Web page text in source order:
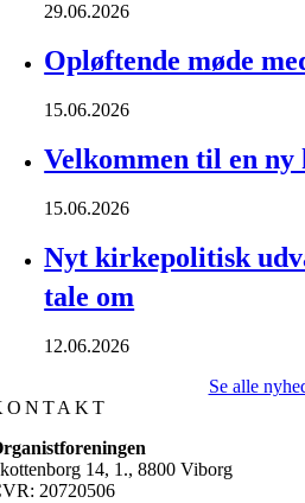
29.06.2026
Opløftende møde
15.06.2026
Velkommen til en
15.06.2026
Nyt kirkepolitisk
tale om
12.06.2026
Se alle
14, 1., 8800 Viborg
20720506